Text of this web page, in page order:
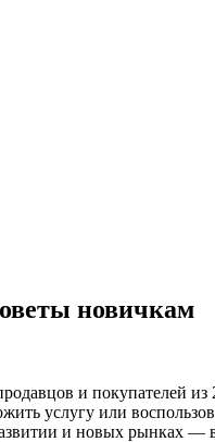
новичкам
и покупателей
услугу или
и новых рынках —